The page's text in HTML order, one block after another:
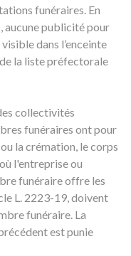
funéraires. En
aucune publicité pour
dans l’enceinte
la liste préfectorale
collectivités
funéraires ont pour
la crémation, le corps
l'entreprise ou
funéraire offre les
L. 2223-19, doivent
funéraire. La
est punie